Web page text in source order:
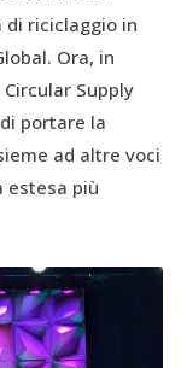
riciclaggio in
Ora, in
Supply
portare la
ad altre voci
estesa più